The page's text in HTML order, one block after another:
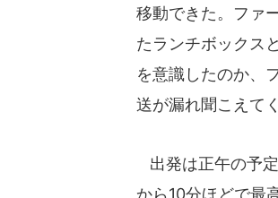
移動できた。ファ
たランチボックス
を意識したのか、
送が漏れ聞こえて
出発は正午の予
から10分ほどで最